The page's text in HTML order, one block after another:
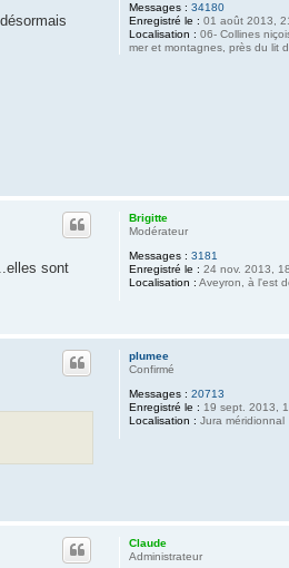
Messages : 34180
Enregistré le : 01 août 2013,
Localisation : 06- Collines
mer et montagnes, près du lit
Brigitte
Modérateur
Messages : 3181
Enregistré le : 24 nov. 2013,
Localisation : Aveyron, à l'est
sont
plumee
Confirmé
Messages : 20713
Enregistré le : 19 sept. 2013,
Localisation : Jura méridionnal
Claude
Administrateur